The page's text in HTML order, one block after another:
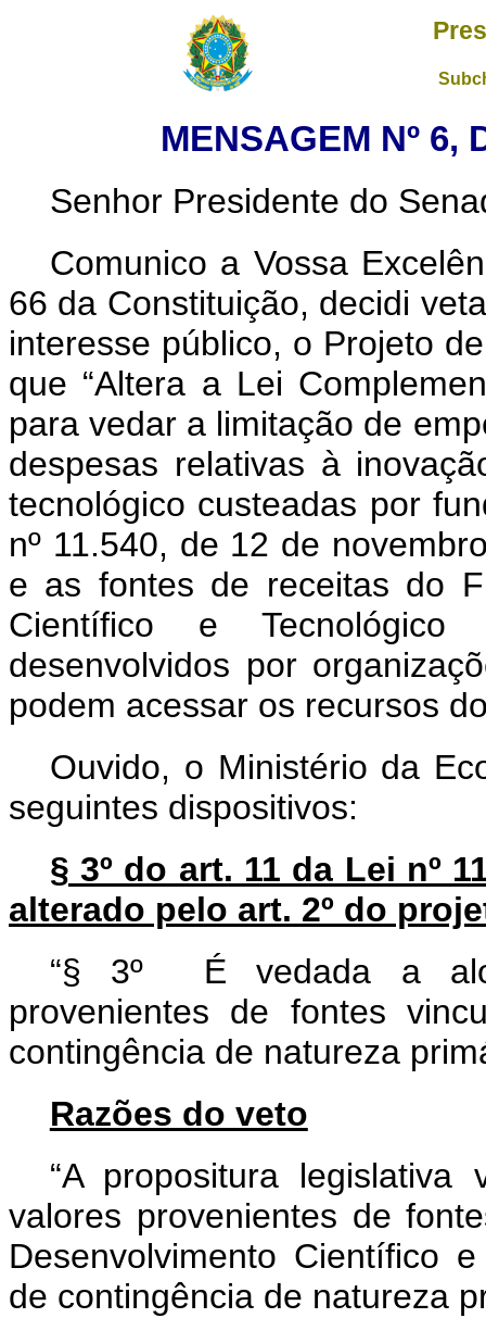
MENSAGEM Nº 6,
Senhor Presidente do
Comunico a Vossa
66 da Constituição, decidi
interesse público, o Projeto
que “Altera a Lei
para vedar a limitação de
despesas relativas à
tecnológico custeadas por
nº 11.540, de 12 de
e as fontes de receitas do
Científico e
desenvolvidos por
podem acessar os recursos
Ouvido, o Ministério da
seguintes dispositivos:
§ 3º do art. 11 da Lei nº
alterado pelo art. 2º do
“§ 3º É vedada a
provenientes de fontes
contingência de natureza
Razões do veto
“A propositura
valores provenientes de
Desenvolvimento Científico
de contingência de natureza